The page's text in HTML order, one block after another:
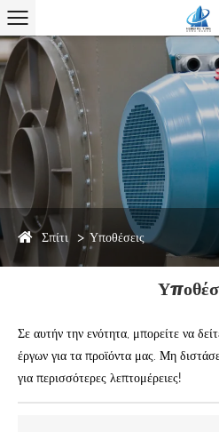
Σπίτι Υποθέσεις
Σε αυτήν την ενότητα, μπορείτε να
έργων για τα προϊόντα μας. Μη
για περισσότερες λεπτομέρειες!